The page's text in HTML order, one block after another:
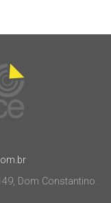
Dom Constantino.